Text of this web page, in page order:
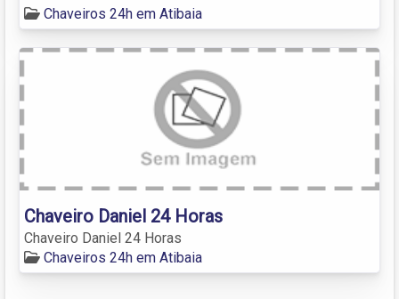
Chaveiros 24h em Atibaia
Chaveiro Daniel 24 Horas
Chaveiro Daniel 24 Horas
Chaveiros 24h em Atibaia